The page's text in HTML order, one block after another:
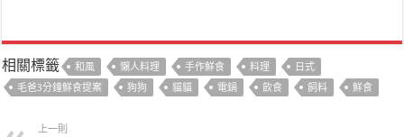
相關標籤 和風 懶人料理 手作鮮食 料理
日式
毛爸3分鐘鮮食提案
狗狗 貓貓 電鍋 飲食 飼料 鮮食
上一則